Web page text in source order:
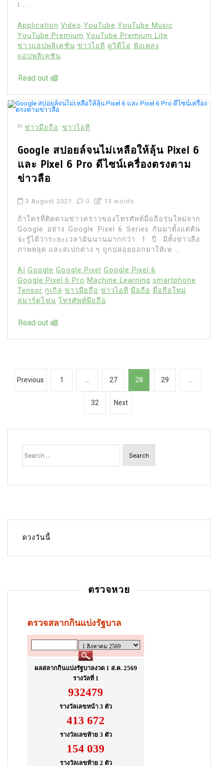
เ ...
Application Video YouTube YouTube Music
YouTube Premium YouTube Premium Lite
ข่าวแอปพลิเคชัน ข่าวไอที ดูวิดีโอ ฟังเพลง
แอปพลิเคชัน
Read out all
In ข่าวมือถือ ข่าวไอที
Google สปอยล์จนไม่เหลือให้ลุ้น Pixel 6
และ Pixel 6 Pro ดีไซน์เครื่องตรงตาม
ข่าวลือ
3 August 2021 0 13 words
ถ้าใครที่ติดตามข่าวคราวของโทรศัพท์มือถือรุ่นใหม่จาก
Google อย่าง Google Pixel 6 Series กันมาตั้งแต่ต้น
จะรู้ได้ว่าระยะเวลามันนานมากกว่า 1 ปี มีทั้งข่าวลือ
ภาพหลุด และสเปกต่าง ๆ ถูกปล่อยออกมาให้เห ...
AI Google Google Pixel Google Pixel 6
Google Pixel 6 Pro Machine Learning smartphone
Tensor กูเกิล ข่าวมือถือ ข่าวไอที มือถือ มือถือใหม่
สมาร์ตโฟน โทรศัพท์มือถือ
Read out all
i
Previous 1 … 27 28 29 …
32 Next
Search
for:
ดวงวันนี้
ตรวจหวย